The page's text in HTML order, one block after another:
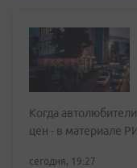
Когда
цен - в материале
сегодня, 19:27